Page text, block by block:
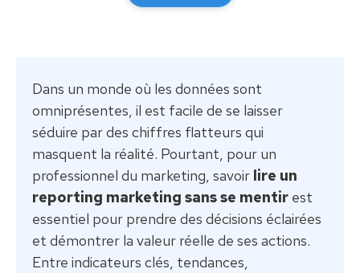
Dans un monde où les données sont
omniprésentes, il est facile de se laisser
séduire par des chiffres flatteurs qui
masquent la réalité. Pourtant, pour un
professionnel du marketing, savoir lire un
reporting marketing sans se mentir est
essentiel pour prendre des décisions éclairées
et démontrer la valeur réelle de ses actions.
Entre indicateurs clés, tendances,